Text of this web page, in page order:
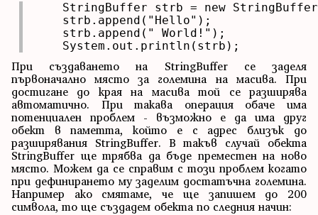
StringBuffer strb = new
    strb.append("Hello");
    strb.append(" World!");
    System.out.println(strb);
При създаването на StringBuffer се заделя
първоначално място за големина на масива. При
достигане до края на масива той се разширява
автоматично. При такава операция обаче има
потенциален проблем - възможно е да има друг
обект в паметта, който е с адрес близък до
разширявания StringBuffer. В такъв случай обекта
StringBuffer ще трябва да бъде преместен на ново
място. Можем да се справим с този проблем когато
при дефинирането му заделим достатъчна големина.
Например ако смятаме, че ще запишем до 200
символа, то ще създадем обекта по следния начин: